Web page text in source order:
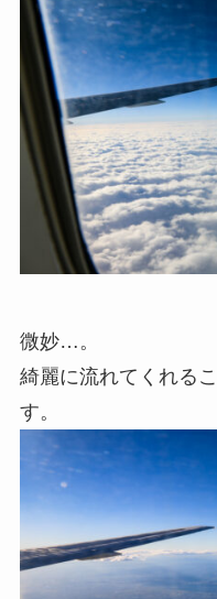
微妙…。
綺麗に流れてくれる
す。